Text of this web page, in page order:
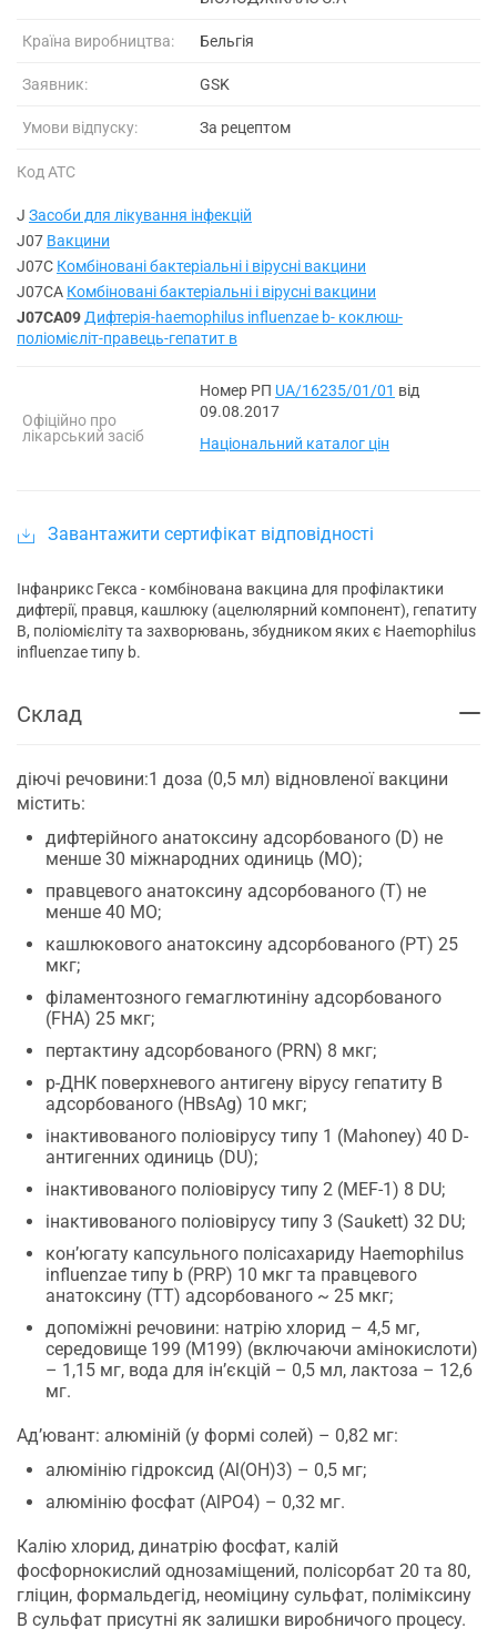
Країна виробництва: Бельгія
Заявник: GSK
Умови відпуску: За рецептом
Код АТС
J Засоби для лікування інфекцій
J07 Вакцини
J07C Комбіновані бактеріальні і вірусні вакцини
J07CA Комбіновані бактеріальні і вірусні вакцини
J07CA09 Дифтерія-haemophilus influenzae b- коклюш-
поліомієліт-правець-гепатит в
Офіційно про
лікарський засіб
Номер РП UA/16235/01/01 від
09.08.2017
Національний каталог цін
Завантажити сертифікат відповідності
Інфанрикс Гекса - комбінована вакцина для профілактики
дифтерії, правця, кашлюку (ацелюлярний компонент), гепатиту
В, поліомієліту та захворювань, збудником яких є Haemophilus
influenzae типу b.
Cклад
діючі речовини:1 доза (0,5 мл) відновленої вакцини
містить:
дифтерійного анатоксину адсорбованого (D) не
менше 30 міжнародних одиниць (МО);
правцевого анатоксину адсорбованого (T) не
менше 40 МО;
кашлюкового анатоксину адсорбованого (PT) 25
мкг;
філаментозного гемаглютиніну адсорбованого
(FHA) 25 мкг;
пертактину адсорбованого (PRN) 8 мкг;
р-ДНК поверхневого антигену вірусу гепатиту В
адсорбованого (HBsAg) 10 мкг;
інактивованого поліовірусу типу 1 (Mahoney) 40 D-
антигенних одиниць (DU);
інактивованого поліовірусу типу 2 (MEF-1) 8 DU;
інактивованого поліовірусу типу 3 (Saukett) 32 DU;
кон’югату капсульного полісахариду Haemophilus
influenzae типу b (PRP) 10 мкг та правцевого
анатоксину (ТT) адсорбованого ~ 25 мкг;
допоміжні речовини: натрію хлорид – 4,5 мг,
cередовище 199 (М199) (включаючи амінокислоти)
– 1,15 мг, вода для ін’єкцій – 0,5 мл, лактоза – 12,6
мг.
Ад’ювант: алюміній (у формі солей) – 0,82 мг:
алюмінію гідроксид (Al(OH)3) – 0,5 мг;
алюмінію фосфат (AlPO4) – 0,32 мг.
Калію хлорид, динатрію фосфат, калій
фосфорнокислий однозаміщений, полісорбат 20 та 80,
гліцин, формальдегід, неоміцину сульфат, поліміксину
В сульфат присутні як залишки виробничого процесу.